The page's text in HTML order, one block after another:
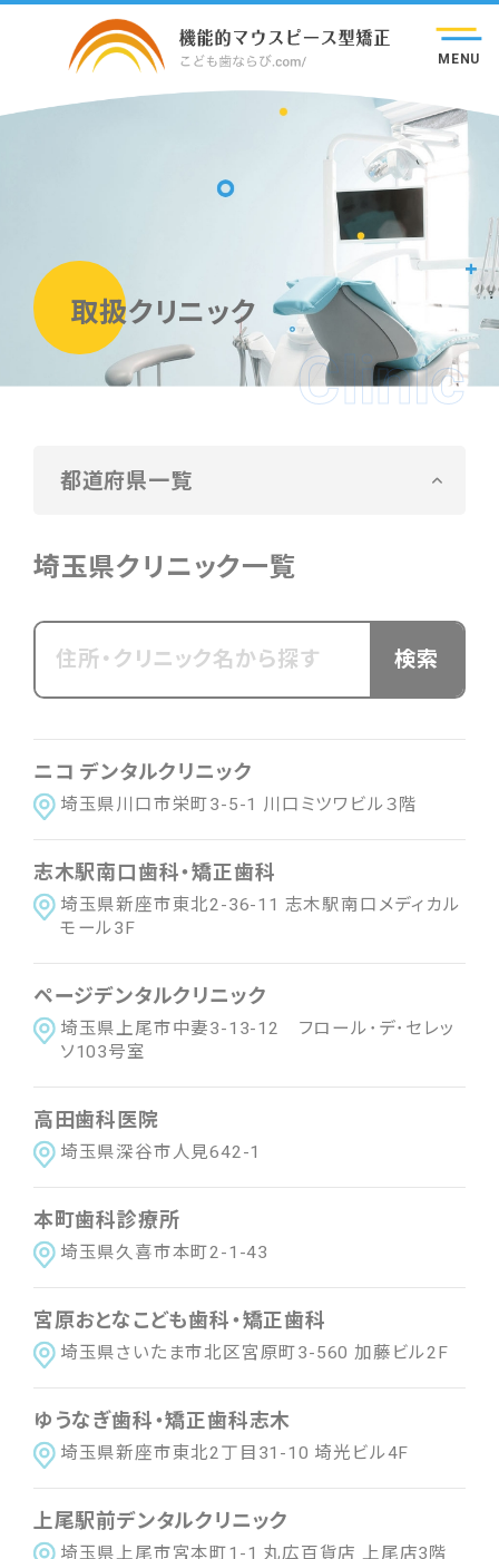
MENU
取扱クリニック
Clinic
都道府県一覧
北海道・東北
山形県
福島県
関東
東京都 神奈川県 茨城県 栃木県
群馬県
埼玉県
千葉県
中部
新潟県 富山県 石川県 福井県
山梨県
長野県
岐阜県
近畿
滋賀県 京都府
三重県
和歌山県
中国
鳥取県 島根県
四国
徳島県 香川県 愛媛県 高知県
九州・沖縄
福岡県 佐賀県 長崎県 熊本県
大分県
埼玉県クリニック一覧
ニコ デンタルクリニック
埼玉県川口市栄町3-5-1 川口ミツワビル３階
志木駅南口歯科・矯正歯科
埼玉県新座市東北2-36-11 志木駅南口メディカル
モール3F
ページデンタルクリニック
埼玉県上尾市中妻3-13-12 フロール･デ･セレッ
ソ103号室
高田歯科医院
埼玉県深谷市人見642-1
本町歯科診療所
埼玉県久喜市本町2-1-43
宮原おとなこども歯科・矯正歯科
埼玉県さいたま市北区宮原町3-560 加藤ビル2F
ゆうなぎ歯科・矯正歯科志木
埼玉県新座市東北2丁目31-10 埼光ビル4F
上尾駅前デンタルクリニック
埼玉県上尾市宮本町1-1 丸広百貨店 上尾店3階